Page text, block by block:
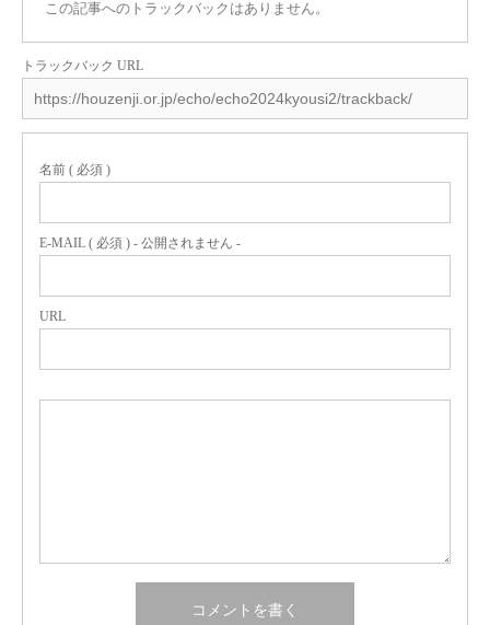
この記事へのトラックバックはありません。
トラックバック URL
名前 ( 必須 )
E-MAIL ( 必須 ) - 公開されません -
URL